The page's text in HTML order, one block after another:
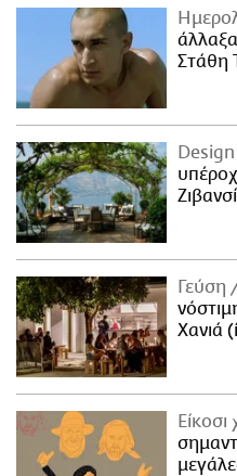
Στάθη
Design
Ζιβανσί
Γεύση
Χανιά
Είκοσι